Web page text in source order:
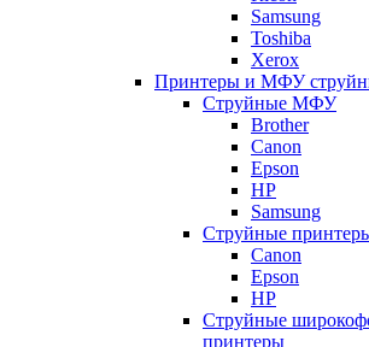
Samsung
Toshiba
Xerox
Принтеры и МФУ
Струйные МФУ
Brother
Canon
Epson
HP
Samsung
Струйные
Canon
Epson
HP
Струйные
принтеры